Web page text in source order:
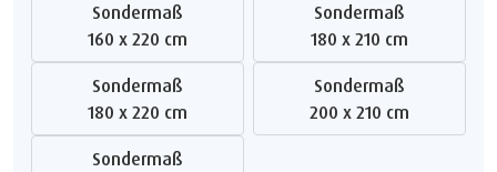
Sondermaß
160 x 220 cm
Sondermaß
180 x 210 cm
Sondermaß
180 x 220 cm
Sondermaß
200 x 210 cm
Sondermaß